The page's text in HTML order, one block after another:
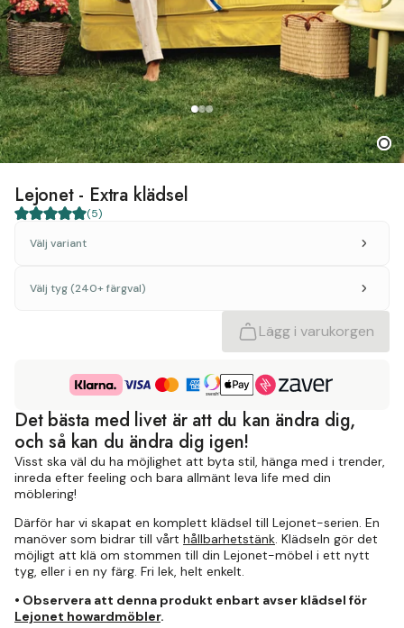
Lejonet - Extra klädsel
(5)
Välj variant
Välj tyg (240+ färgval)
Lägg i varukorgen
Det bästa med livet är att du kan ändra dig,
och så kan du ändra dig igen!
Visst ska väl du ha möjlighet att byta stil, hänga med i trender,
inreda efter feeling och bara allmänt leva life med din
möblering!
Därför har vi skapat en komplett klädsel till Lejonet-serien. En
manöver som bidrar till vårt hållbarhetstänk. Klädseln gör det
möjligt att klä om stommen till din Lejonet-möbel i ett nytt
tyg, eller i en ny färg. Fri lek, helt enkelt.
• Observera att denna produkt enbart avser klädsel för
Lejonet howardmöbler.